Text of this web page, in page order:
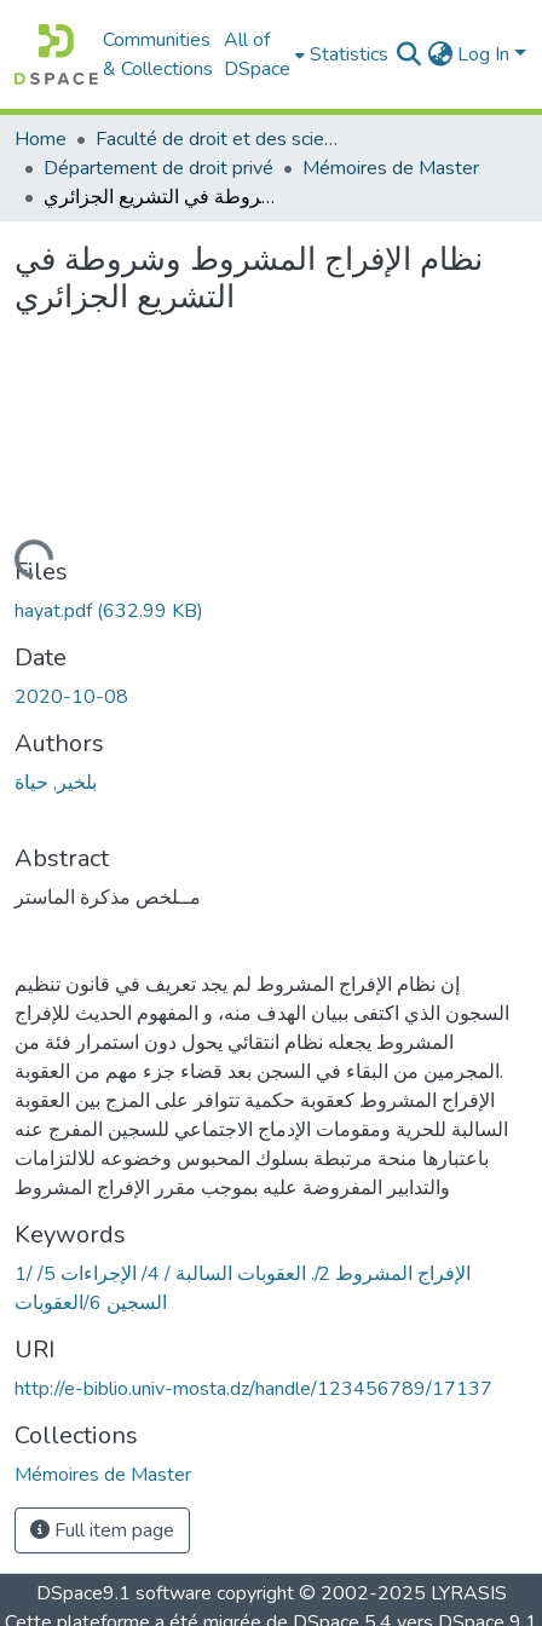
Communities
& Collections
All of
DSpace
Statistics Log In
Home
Faculté de droit et des sciences politiques
Département de droit privé
Mémoires de Master
نظام الإفراج المشروط وشروطة في التشريع الجزائري
نظام الإفراج المشروط وشروطة في
التشريع الجزائري
Loading...
Files
hayat.pdf(632.99 KB)
Date
2020-10-08
Authors
بلخير, حياة
Abstract
مــلخص مذكرة الماستر
إن نظام الإفراج المشروط لم يجد تعريف في قانون تنظيم
السجون الذي اكتفى ببيان الهدف منه، و المفهوم الحديث للإفراج
المشروط يجعله نظام انتقائي يحول دون استمرار فئة من
المجرمين من البقاء في السجن بعد قضاء جزء مهم من العقوبة.
الإفراج المشروط كعقوبة حكمية تتوافر على المزج بين العقوبة
السالبة للحرية ومقومات الإدماج الاجتماعي للسجين المفرج عنه
باعتبارها منحة مرتبطة بسلوك المحبوس وخضوعه للالتزامات
والتدابير المفروضة عليه بموجب مقرر الإفراج المشروط
Keywords
1/ الإفراج المشروط 2/. العقوبات السالبة / 4/ الإجراءات 5/
السجين 6/العقوبات
URI
http://e-biblio.univ-mosta.dz/handle/123456789/17137
Collections
Mémoires de Master
Full item page
DSpace9.1 software copyright © 2002-2025 LYRASIS